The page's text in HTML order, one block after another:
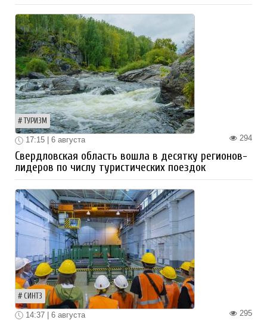
ТУРИЗМ
294
17:15 | 6 августа
Свердловская область вошла в десятку регионов-
лидеров по числу туристических поездок
СИНТЗ
295
14:37 | 6 августа